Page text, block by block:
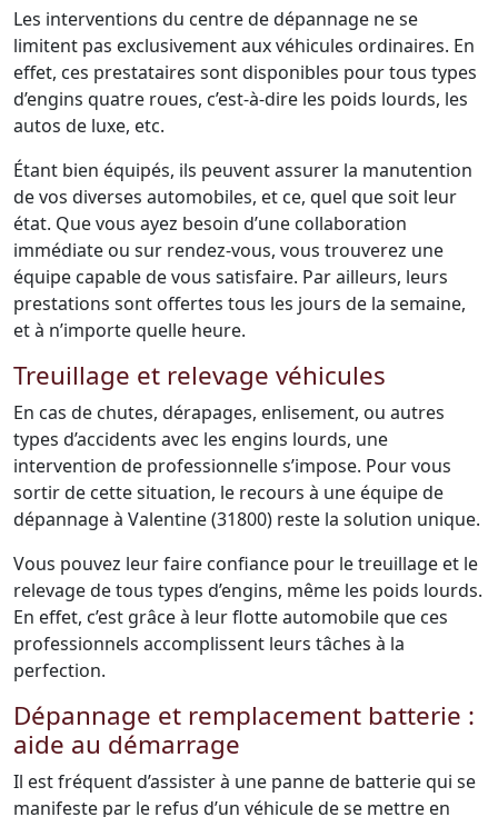
Les interventions du centre de dépannage ne se
limitent pas exclusivement aux véhicules ordinaires. En
effet, ces prestataires sont disponibles pour tous types
d’engins quatre roues, c’est-à-dire les poids lourds, les
autos de luxe, etc.
Étant bien équipés, ils peuvent assurer la manutention
de vos diverses automobiles, et ce, quel que soit leur
état. Que vous ayez besoin d’une collaboration
immédiate ou sur rendez-vous, vous trouverez une
équipe capable de vous satisfaire. Par ailleurs, leurs
prestations sont offertes tous les jours de la semaine,
et à n’importe quelle heure.
Treuillage et relevage véhicules
En cas de chutes, dérapages, enlisement, ou autres
types d’accidents avec les engins lourds, une
intervention de professionnelle s’impose. Pour vous
sortir de cette situation, le recours à une équipe de
dépannage à Valentine (31800) reste la solution unique.
Vous pouvez leur faire confiance pour le treuillage et le
relevage de tous types d’engins, même les poids lourds.
En effet, c’est grâce à leur flotte automobile que ces
professionnels accomplissent leurs tâches à la
perfection.
Dépannage et remplacement batterie :
aide au démarrage
Il est fréquent d’assister à une panne de batterie qui se
manifeste par le refus d’un véhicule de se mettre en